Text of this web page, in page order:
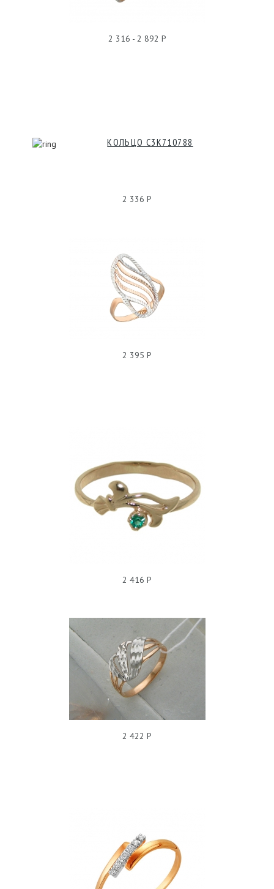
2 316 - 2 892 Р
КОЛЬЦО С3К710788
2 336 Р
КОЛЬЦО С3К710702Р
2 395 Р
КОЛЬЦО БЕЗ ПОКРЫТИЯ, ПОЛУДРАГОЦЕННЫЕ ВСТАВКИ,
221043
2 416 Р
КОЛЬЦО Т11К710032
2 422 Р
КОЛЬЦО БЕЗ ПОКРЫТИЯ, ФИАНИТ, 228092